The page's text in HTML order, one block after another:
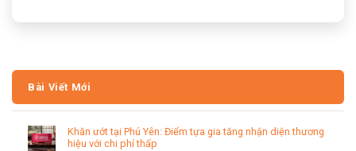
Bài Viết Mới
Khăn ướt tại Phú Yên: Điểm tựa gia tăng nhận diện thương
hiệu với chi phí thấp